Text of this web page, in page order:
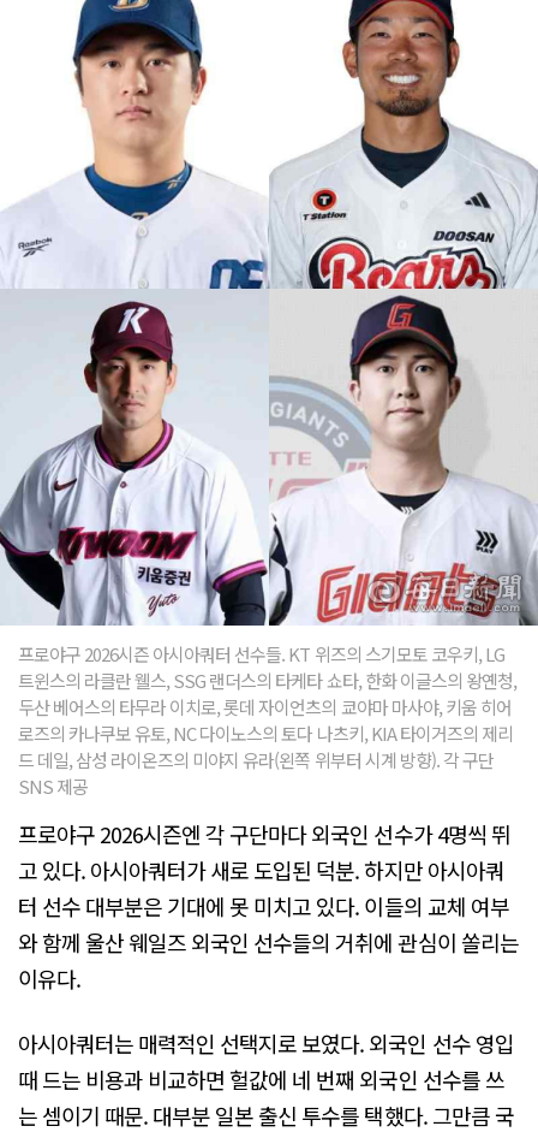
프로야구 2026시즌 아시아쿼터 선수들. KT 위즈의 스기모토 코우키, LG
트윈스의 라클란 웰스, SSG 랜더스의 타케타 쇼타, 한화 이글스의 왕옌청,
두산 베어스의 타무라 이치로, 롯데 자이언츠의 쿄야마 마사야, 키움 히어
로즈의 카나쿠보 유토, NC 다이노스의 토다 나츠키, KIA 타이거즈의 제리
드 데일, 삼성 라이온즈의 미야지 유라(왼쪽 위부터 시계 방향). 각 구단
SNS 제공
프로야구 2026시즌엔 각 구단마다 외국인 선수가 4명씩 뛰
고 있다. 아시아쿼터가 새로 도입된 덕분. 하지만 아시아쿼
터 선수 대부분은 기대에 못 미치고 있다. 이들의 교체 여부
와 함께 울산 웨일즈 외국인 선수들의 거취에 관심이 쏠리는
이유다.
아시아쿼터는 매력적인 선택지로 보였다. 외국인 선수 영입
때 드는 비용과 비교하면 헐값에 네 번째 외국인 선수를 쓰
는 셈이기 때문. 대부분 일본 출신 투수를 택했다. 그만큼 국